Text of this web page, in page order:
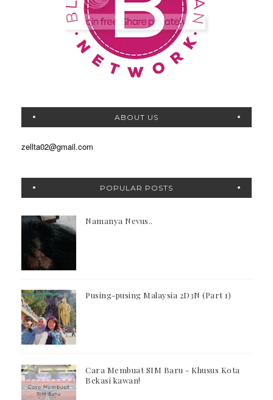
ABOUT US
zellta02@gmail.com
POPULAR POSTS
Namanya Nevus..
Pusing-pusing Malaysia 2D3N (Part 1)
Cara Membuat SIM Baru - Khusus Kota
Bekasi kawan!